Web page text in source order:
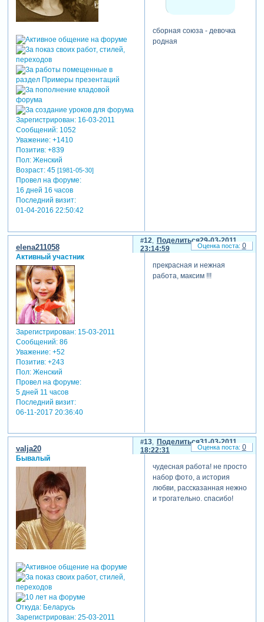
Зарегистрирован: 16-03-2011
Сообщений:1052
Уважение: +1410
Позитив: +839
Пол:Женский
Возраст:45 [1981-05-30]
Провел на форуме:
16 дней 16 часов
Последний визит:
01-04-2016 22:50:42
сборная союза - девочка
родная
Поделиться
12
29-03-2011
23:14:59
elena211058
Активный участник
Зарегистрирован: 15-03-2011
Сообщений:86
Уважение: +52
Позитив: +243
Пол:Женский
Провел на форуме:
5 дней 11 часов
Последний визит:
06-11-2017 20:36:40
прекрасная и нежная
работа, максим !!!
0
Поделиться
13
31-03-2011
18:22:31
valja20
Бывалый
Откуда:Беларусь
Зарегистрирован: 25-03-2011
чудесная работа! не просто
набор фото, а история
любви, рассказанная нежно
и трогательно. спасибо!
0